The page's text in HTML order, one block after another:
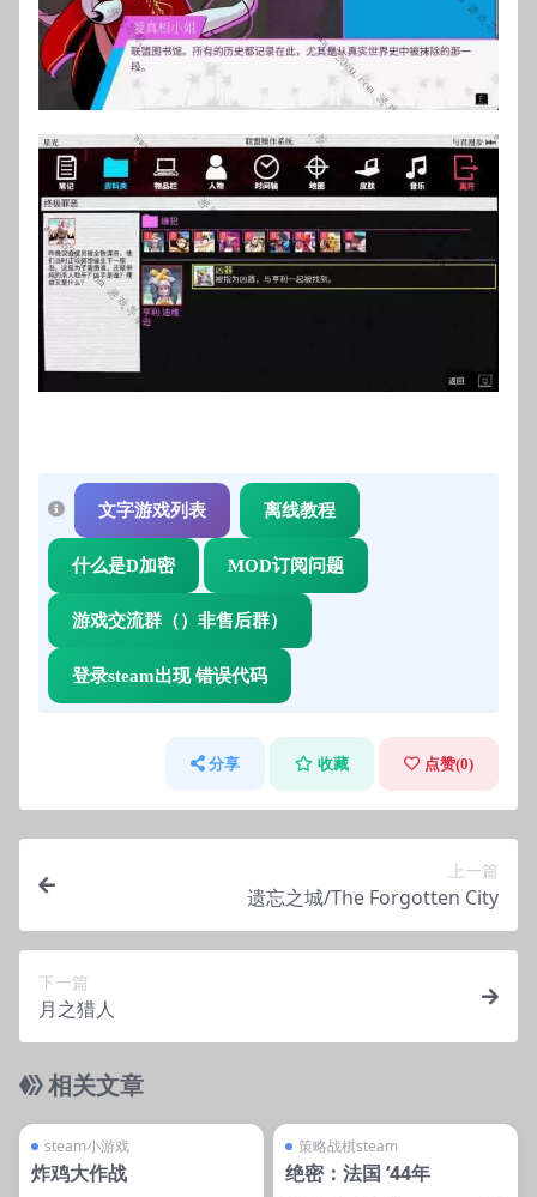
文字游戏列表 离线教程
什么是D加密 MOD订阅问题
游戏交流群（）非售后群）
登录steam出现 错误代码
分享 收藏 点赞(0)
上一篇
遗忘之城/The Forgotten City
下一篇
月之猎人
相关文章
steam小游戏
炸鸡大作战
策略战棋steam
绝密：法国 ‘44年